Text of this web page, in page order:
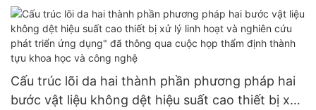
Cấu trúc lõi da hai thành phần phương pháp hai
bước vật liệu không dệt hiệu suất cao thiết bị xử